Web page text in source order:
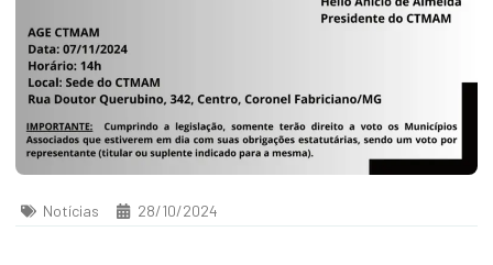
Notícias 28/10/2024